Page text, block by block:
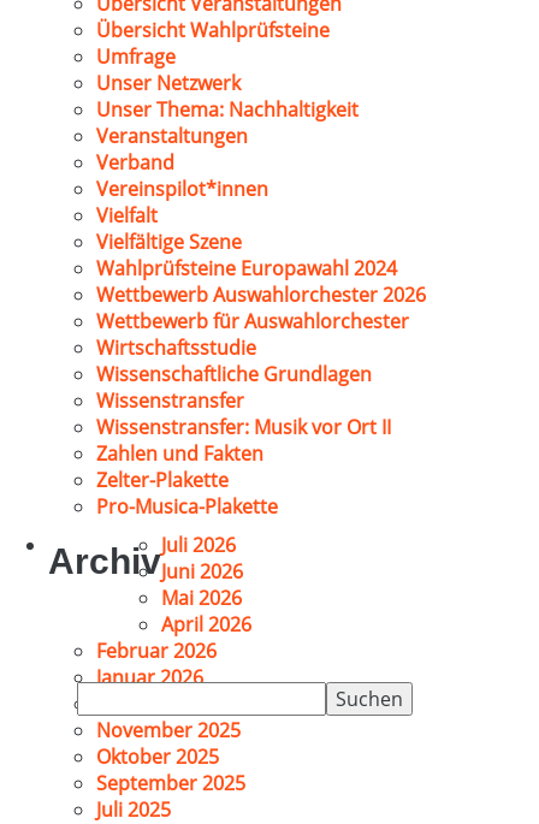
nach:
Übersicht Wahlprüfsteine
Umfrage
Unser Netzwerk
Unser Thema: Nachhaltigkeit
Veranstaltungen
Verband
Vereinspilot*innen
Vielfalt
Vielfältige Szene
Wahlprüfsteine Europawahl 2024
Wettbewerb Auswahlorchester 2026
Wettbewerb für Auswahlorchester
Wirtschaftsstudie
Wissenschaftliche Grundlagen
Wissenstransfer
Wissenstransfer: Musik vor Ort II
Zahlen und Fakten
Zelter-Plakette
Pro-Musica-Plakette
ArchivJuli 2026
Juni 2026
Mai 2026
April 2026
Februar 2026
Januar 2026
November 2025
Oktober 2025
September 2025
Juli 2025